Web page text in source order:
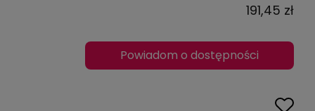
191,45 zł
Powiadom o dostępności